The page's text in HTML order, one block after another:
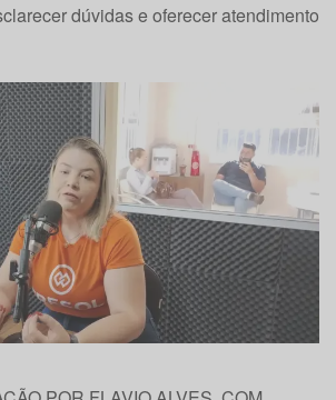
dúvidas e oferecer atendimento